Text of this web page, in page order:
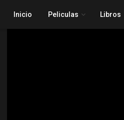
Inicio Peliculas Libros